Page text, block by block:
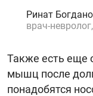
Ринат
врач-
Также есть еще
мышц после
понадобятся